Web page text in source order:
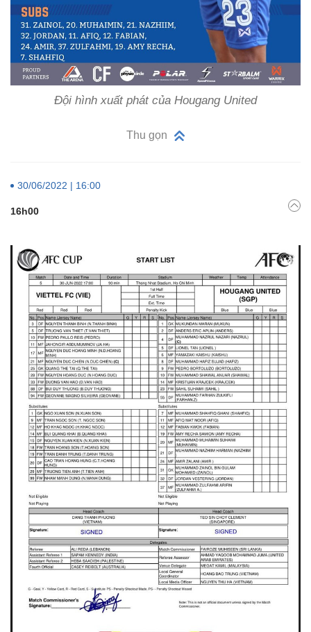
Đội hình xuất phát của Hougang United
Thu gọn
30/06/2022 | 16:00
16h00